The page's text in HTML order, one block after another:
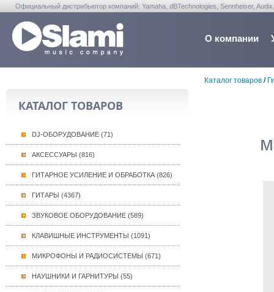
Официальный дистрибьютор компаний: Yamaha, dBTechnologies, Sennheiser,
О компании
КАТАЛОГ ТОВАРОВ
DJ-ОБОРУДОВАНИЕ (71)
АКСЕССУАРЫ (816)
ГИТАРНОЕ УСИЛЕНИЕ И ОБРАБОТКА (826)
ГИТАРЫ (4367)
ЗВУКОВОЕ ОБОРУДОВАНИЕ (589)
КЛАВИШНЫЕ ИНСТРУМЕНТЫ (1091)
МИКРОФОНЫ И РАДИОСИСТЕМЫ (671)
НАУШНИКИ И ГАРНИТУРЫ (55)
Каталог товаров/